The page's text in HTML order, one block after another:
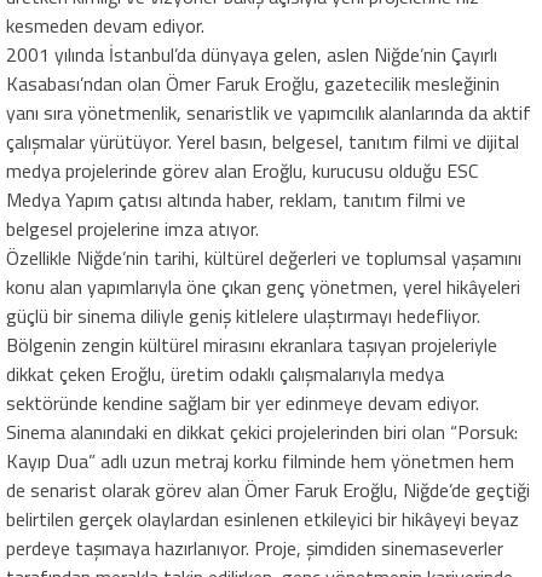
kesmeden devam ediyor.
2001 yılında İstanbul’da dünyaya gelen, aslen Niğde’nin Çayırlı
Kasabası’ndan olan Ömer Faruk Eroğlu, gazetecilik mesleğinin
yanı sıra yönetmenlik, senaristlik ve yapımcılık alanlarında da aktif
çalışmalar yürütüyor. Yerel basın, belgesel, tanıtım filmi ve dijital
medya projelerinde görev alan Eroğlu, kurucusu olduğu ESC
Medya Yapım çatısı altında haber, reklam, tanıtım filmi ve
belgesel projelerine imza atıyor.
Özellikle Niğde’nin tarihi, kültürel değerleri ve toplumsal yaşamını
konu alan yapımlarıyla öne çıkan genç yönetmen, yerel hikâyeleri
güçlü bir sinema diliyle geniş kitlelere ulaştırmayı hedefliyor.
Bölgenin zengin kültürel mirasını ekranlara taşıyan projeleriyle
dikkat çeken Eroğlu, üretim odaklı çalışmalarıyla medya
sektöründe kendine sağlam bir yer edinmeye devam ediyor.
Sinema alanındaki en dikkat çekici projelerinden biri olan “Porsuk:
Kayıp Dua” adlı uzun metraj korku filminde hem yönetmen hem
de senarist olarak görev alan Ömer Faruk Eroğlu, Niğde’de geçtiği
belirtilen gerçek olaylardan esinlenen etkileyici bir hikâyeyi beyaz
perdeye taşımaya hazırlanıyor. Proje, şimdiden sinemaseverler